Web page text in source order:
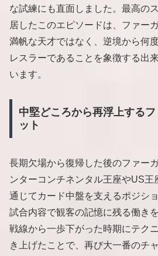
な試練にも直面しました。最高の
居したこのエピソードは、ファー
満帆な天才ではなく、逆境から何
レスラーであることを象徴する出
います。
中堅どころから再浮上する
ット
長期欠場から復帰した後のファー
ンターコンチネンタル王座やUS王
通じてカード中盤を支えるポジシ
試合内容で観客の記憶に残る働き
戦線から一歩下がった時期にテク
き上げたことで、再び大一番のチ